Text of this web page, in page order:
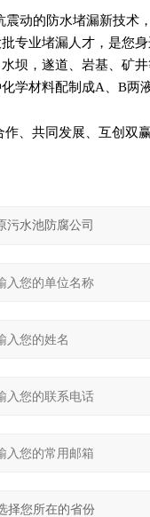
动的防水堵漏新技术
专业堵漏人才，是您
坝，遂道、岩基、矿
学材料配制成A、B两
、共同发展、互创双